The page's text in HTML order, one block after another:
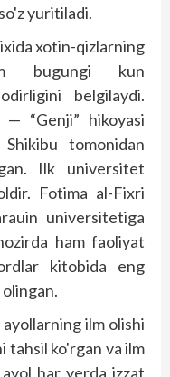
yuritiladi.
xotin-qizlarning
bugungi kun
belgilaydi.
“Genji” hikoyasi
tomonidan
Ilk universitet
Fotima al-Fixri
universitetiga
ham faoliyat
kitobida eng
ilm olishi
tahsil ko'rgan va ilm
har yerda izzat